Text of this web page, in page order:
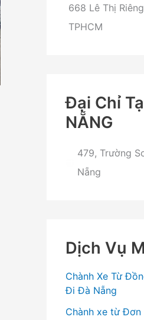
668 Lê Thị
TPHCM
Đại Chỉ
NẴNG
479, Trường
Nẵng
Dịch Vụ
Chành Xe Từ
Đi Đà Nẵng
Chành xe từ